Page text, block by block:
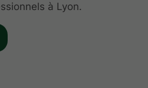
à Lyon.